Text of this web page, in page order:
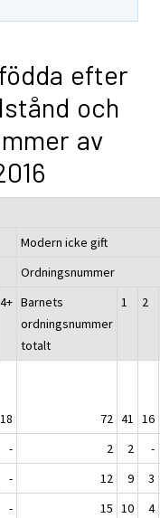
efter
och
av
Modern icke gift
Ordningsnummer
4+ Barnets
ordningsnummer
totalt
1 2
18 72 41 16
- 2 2
-
- 12 9
3
- 15 10
4